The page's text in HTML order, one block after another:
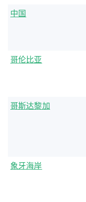
中国
哥伦比亚
哥斯达黎加
象牙海岸